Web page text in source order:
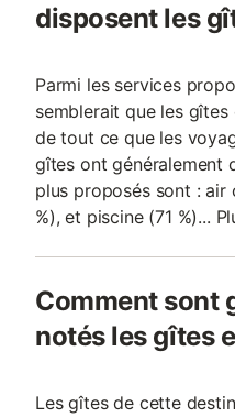
disposent les
Parmi les services
semblerait que les
de tout ce que les
gîtes ont généralement
plus proposés sont :
%), et piscine (71 %)...
Comment sont
notés les gîtes
Les gîtes de cette